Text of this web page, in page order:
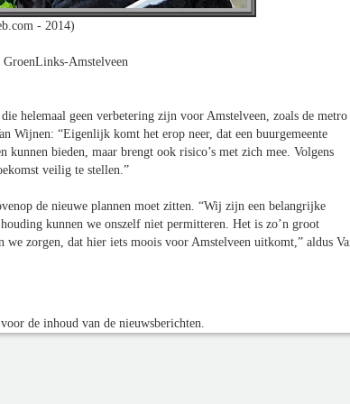
- 2014)
GroenLinks-Amstelveen
helemaal geen verbetering zijn voor Amstelveen, zoals de metro
Wijnen: “Eigenlijk komt het erop neer, dat een buurgemeente
bieden, maar brengt ook risico’s met zich mee. Volgens
veilig te stellen.”
de nieuwe plannen moet zitten. “Wij zijn een belangrijke
kunnen we onszelf niet permitteren. Het is zo’n groot
zorgen, dat hier iets moois voor Amstelveen uitkomt,” aldus
de inhoud van de nieuwsberichten.